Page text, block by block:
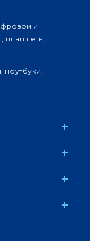
и
планшеты,